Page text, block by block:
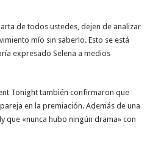
de todos ustedes, dejen de analizar
mío sin saberlo. Esto se está
expresado Selena a medios
Tonight también confirmaron que
en la premiación. Además de una
que «nunca hubo ningún drama» con